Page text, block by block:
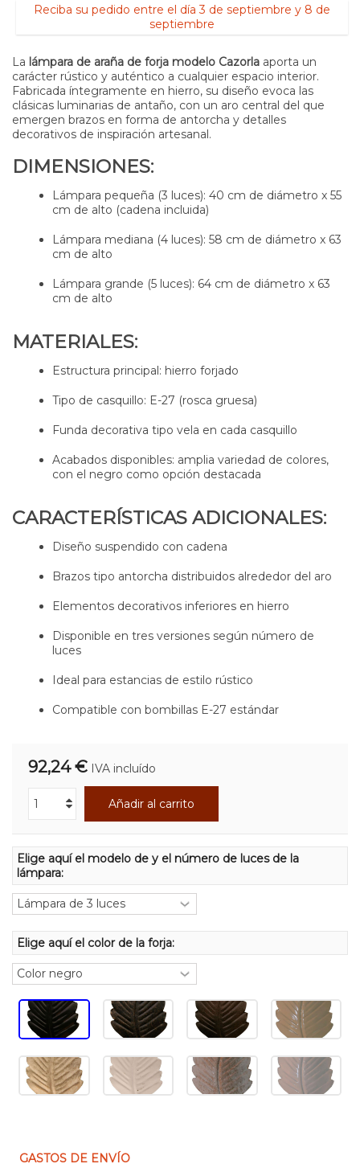
Reciba su pedido entre el día 3 de septiembre y 8 de
septiembre
La lámpara de araña de forja modelo Cazorla aporta un
carácter rústico y auténtico a cualquier espacio interior.
Fabricada íntegramente en hierro, su diseño evoca las
clásicas luminarias de antaño, con un aro central del que
emergen brazos en forma de antorcha y detalles
decorativos de inspiración artesanal.
DIMENSIONES:
Lámpara pequeña (3 luces): 40 cm de diámetro x 55
cm de alto (cadena incluida)
Lámpara mediana (4 luces): 58 cm de diámetro x 63
cm de alto
Lámpara grande (5 luces): 64 cm de diámetro x 63
cm de alto
MATERIALES:
Estructura principal: hierro forjado
Tipo de casquillo: E-27 (rosca gruesa)
Funda decorativa tipo vela en cada casquillo
Acabados disponibles: amplia variedad de colores,
con el negro como opción destacada
CARACTERÍSTICAS ADICIONALES:
Diseño suspendido con cadena
Brazos tipo antorcha distribuidos alrededor del aro
Elementos decorativos inferiores en hierro
Disponible en tres versiones según número de
luces
Ideal para estancias de estilo rústico
Compatible con bombillas E-27 estándar
92,24 € IVA incluído
Añadir al carrito
Elige aquí el modelo de y el número de luces de la
lámpara:
Elige aquí el color de la forja:
GASTOS DE ENVÍO